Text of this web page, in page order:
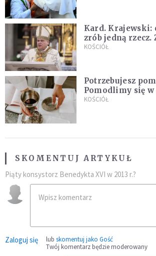
Kard. Krajewski:
zrób jedną rzecz.
stanie się z
KOŚCIÓŁ
Potrzebujesz
Pomodlimy się
KOŚCIÓŁ
SKOMENTUJ ARTYKUŁ
Piąty konsystorz Benedykta XVI w 2013 r.?
Zaloguj się lub skomentuj jako Gość
Twój komentarz będzie moderowany